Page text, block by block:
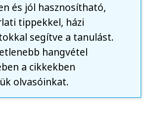
és jól hasznosítható,
tippekkel, házi
segítve a tanulást.
hangvétel
a cikkekben
olvasóinkat.